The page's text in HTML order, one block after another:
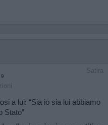
Satira
9
a lui: “Sia io sia lui abbiamo
Stato”